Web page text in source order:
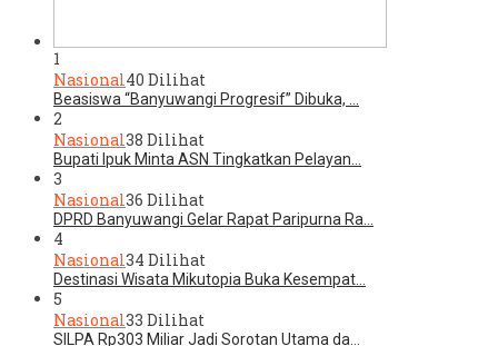
1
Nasional40 Dilihat
Beasiswa “Banyuwangi Progresif” Dibuka, …
2
Nasional38 Dilihat
Bupati Ipuk Minta ASN Tingkatkan Pelayan…
3
Nasional36 Dilihat
DPRD Banyuwangi Gelar Rapat Paripurna Ra…
4
Nasional34 Dilihat
Destinasi Wisata Mikutopia Buka Kesempat…
5
Nasional33 Dilihat
SILPA Rp303 Miliar Jadi Sorotan Utama da…